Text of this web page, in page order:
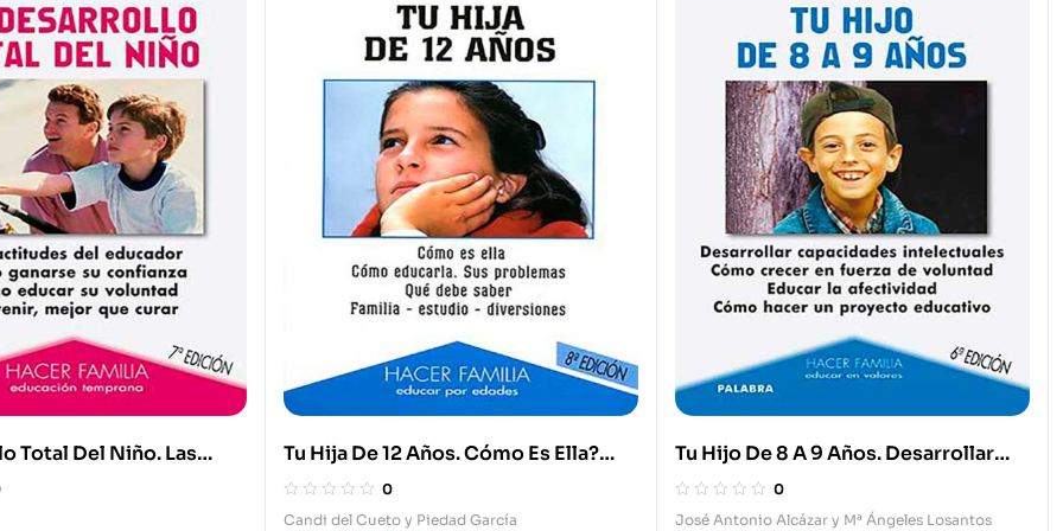
Total Del Niño. Las
Educador. Cómo
Cómo Educar
Tu Hija De 12 Años. Cómo Es Ella?
Cómo Educarla? Sus Problemas.
Qué Debe Saber? Familia. Estudio.
0
Candi del Cueto y Piedad García
Tu Hijo De 8 A 9 Años. Desarrollar
Capacidades Intelectuales. Cómo
Crecer En Fuerza De Voluntad.
0
José Antonio Alcázar y Mª Ángeles Losantos